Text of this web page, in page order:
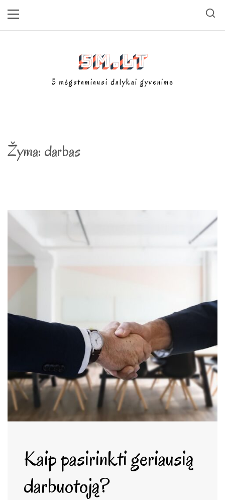
5m.lt
5 mėgstamiausi dalykai gyvenime
Žyma: darbas
Kaip pasirinkti geriausią
darbuotoją?